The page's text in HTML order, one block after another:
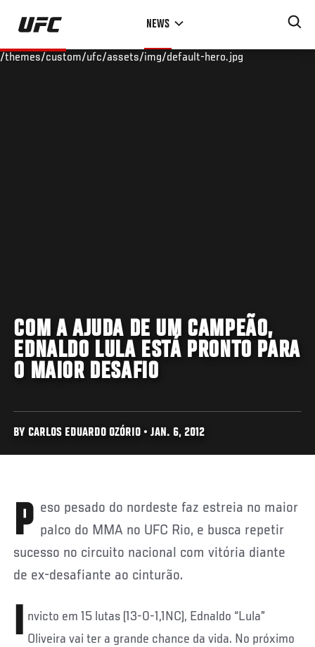
Skip
main
NEWS
/themes/custom/ufc/assets/img/default-hero.jpg
COM A AJUDA DE UM CAMPEÃO,
EDNALDO LULA ESTÁ PRONTO PARA
O MAIOR DESAFIO
BY CARLOS EDUARDO OZÓRIO • JAN. 6, 2012
Peso pesado do nordeste faz estreia no maior palco do MMA no UFC Rio, e busca repetir
sucesso no circuito nacional com vitória diante
de ex-desafiante ao cinturão.
I nvicto em 15 lutas (13-0-1,1NC), Ednaldo “Lula”
Oliveira vai ter a grande chance da vida. No próximo